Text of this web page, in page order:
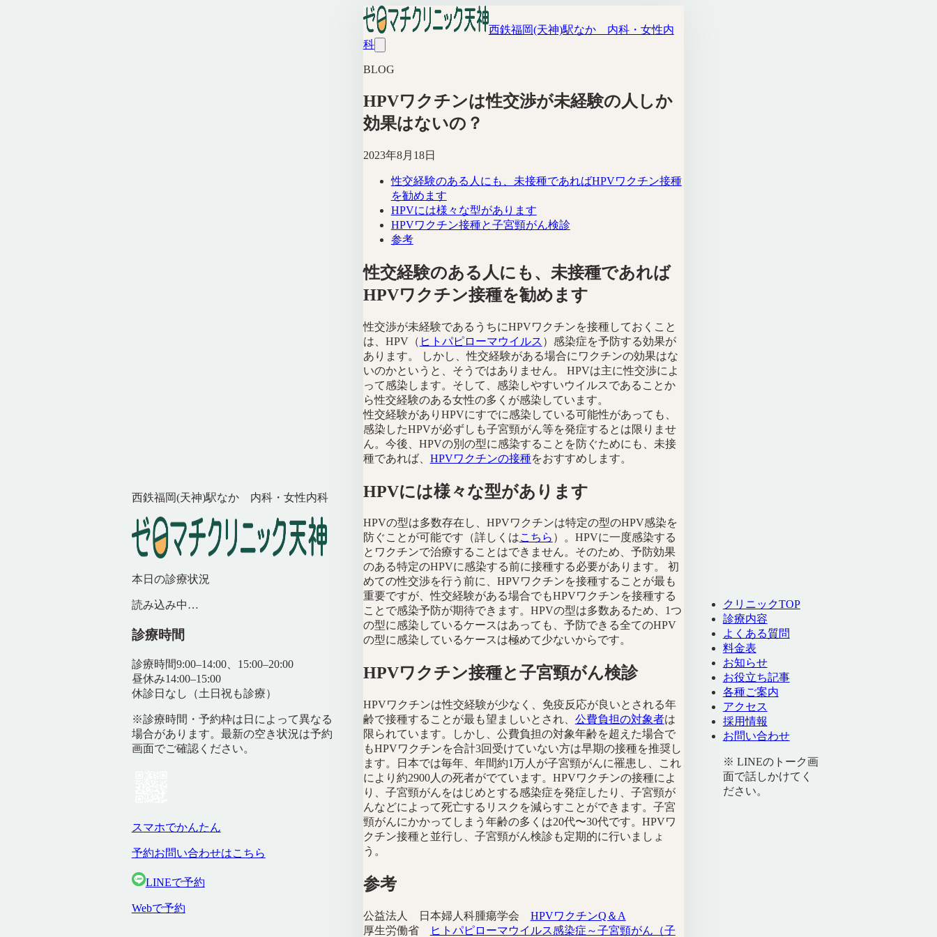
西鉄福岡(天神)駅なか 内科・女性内科
本日の診療状況
読み込み中…
診療時間
診療時間9:00–14:00、15:00–20:00
昼休み14:00–15:00
休診日 なし（土日祝も診療）
※診療時間・予約枠は日によって異なる
場合があります。最新の空き状況は予約
画面でご確認ください。
スマホでかんたん
予約お問い合わせはこちら
LINEで予約
Webで予約
西鉄福岡(天神)駅なか 内科・女性内
科
BLOG
HPVワクチンは性交渉が未経験の人しか
効果はないの？
2023年8月18日
性交経験のある人にも、未接種であればHPVワクチン接種
を勧めます
HPVには様々な型があります
HPVワクチン接種と子宮頸がん検診
参考
性交経験のある人にも、未接種であれば
HPVワクチン接種を勧めます
性交渉が未経験であるうちにHPVワクチンを接種しておくこと
は、HPV（ ヒトパピローマウイルス ）感染症を予防する効果が
あります。 しかし、性交経験がある場合にワクチンの効果はな
いのかというと、そうではありません。 HPVは主に性交渉によ
って感染します。そして、感染しやすいウイルスであることか
ら性交経験のある女性の多くが感染しています。
性交経験がありHPVにすでに感染している可能性があっても、
感染したHPVが必ずしも子宮頸がん等を発症するとは限りませ
ん。今後、HPVの別の型に感染することを防ぐためにも、未接
種であれば、 HPVワクチンの接種をおすすめします。
HPVには様々な型があります
HPVの型は多数存在し、HPVワクチンは特定の型のHPV感染を
防ぐことが可能です（詳しくはこちら ）。HPVに一度感染する
とワクチンで治療することはできません。そのため、予防効果
のある特定のHPVに感染する前に接種する必要があります。 初
めての性交渉を行う前に、HPVワクチンを接種することが最も
重要ですが、性交経験がある場合でもHPVワクチンを接種する
ことで感染予防が期待できます。HPVの型は多数あるため、1つ
の型に感染しているケースはあっても、予防できる全てのHPV
の型に感染しているケースは極めて少ないからです。
HPVワクチン接種と子宮頸がん検診
HPVワクチンは性交経験が少なく、免疫反応が良いとされる年
齢で接種することが最も望ましいとされ、 公費負担の対象者は
限られています。しかし、公費負担の対象年齢を超えた場合で
もHPVワクチンを合計3回受けていない方は早期の接種を推奨し
ます。日本では毎年、年間約1万人が子宮頸がんに罹患し、これ
により約2900人の死者がでています。HPVワクチンの接種によ
り、子宮頸がんをはじめとする感染症を発症したり、子宮頸が
んなどによって死亡するリスクを減らすことができます。子宮
頸がんにかかってしまう年齢の多くは20代〜30代です。HPVワ
クチン接種と並行し、子宮頸がん検診も定期的に行いましょ
う。
参考
公益法人 日本婦人科腫瘍学会 HPVワクチンQ＆A
厚生労働省
ヒトパピローマウイルス感染症～子宮頸がん（子
クリニックTOP
診療内容
よくある質問
料金表
お知らせ
お役立ち記事
各種ご案内
アクセス
採用情報
お問い合わせ
※ LINEのトーク画
面で話しかけてく
ださい。